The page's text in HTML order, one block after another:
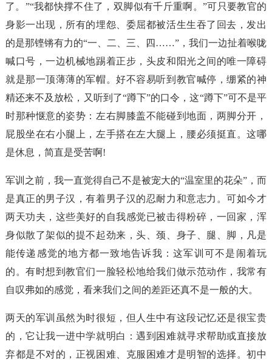
了。”“我都快撑不住了，双脚似有千斤重啊。”可只要教官的
身影一出现，所有的埋怨、委屈都被活生生吞了回去，发出
的是那铿锵有力的“一、二、三、四……”，我们一边扯着喉咙
喊口号，一边机械地踢着正步，头皮和阳光之间的唯一障碍
就是那一顶薄薄的军帽。好不容易听到教官喊停，绷紧的神
精还来不及放松，又听到了“蹲下”的口令，这“蹲下”可不是平
时那种惬意的姿势：左右脚膝盖不能碰到地面，两脚分开，
屁股坐在右小腿上，左手搭在左大腿上，腰必须挺直。这哪
是休息，简直是受苦啊!
军训之前，我一直觉得自己不是被宠大的“温室里的花朵”，而
是真正的男子汉，有着男子汉的忍耐力和意志力。可如今才
两天功夫，这些美好的自我感觉已被击得粉碎，一回家，浑
身似散了架似的提不起劲来，头、颈、身子、腿、脚，凡是
能传递感觉的地方都一致地告诉我：这军训可不是闹着玩
的。有时想到教官们一脸轻松地给我们做示范动作，我常有
自叹弗如的感觉，看来我们之间的差距还真不是一般的大。
两天的军训虽然为时很短，但人生中有这段记忆还是很宝贵
的，它让我一进中学就明白：遇到困难就寻求帮助或直接放
弃都是不对的，正视困难、克服困难才是明智的选择。初中